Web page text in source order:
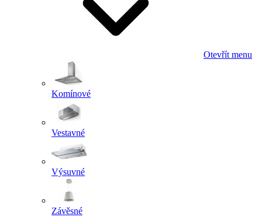
Otevřít menu
Komínové
Vestavné
Výsuvné
Závěsné